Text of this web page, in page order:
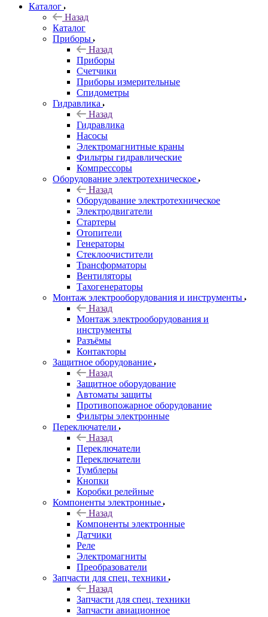
Каталог
Назад
Каталог
Приборы
Назад
Приборы
Счетчики
Приборы измерительные
Спидометры
Гидравлика
Назад
Гидравлика
Насосы
Электромагнитные краны
Фильтры гидравлические
Компрессоры
Оборудование электротехническое
Назад
Оборудование электротехническое
Электродвигатели
Стартеры
Отопители
Генераторы
Стеклоочистители
Трансформаторы
Вентиляторы
Тахогенераторы
Монтаж электрооборудования и инструменты
Назад
Монтаж электрооборудования и
инструменты
Разъёмы
Контакторы
Защитное оборудование
Назад
Защитное оборудование
Автоматы защиты
Противопожарное оборудование
Фильтры электронные
Переключатели
Назад
Переключатели
Переключатели
Тумблеры
Кнопки
Коробки релейные
Компоненты электронные
Назад
Компоненты электронные
Датчики
Реле
Электромагниты
Преобразователи
Запчасти для спец. техники
Назад
Запчасти для спец. техники
Запчасти авиационное